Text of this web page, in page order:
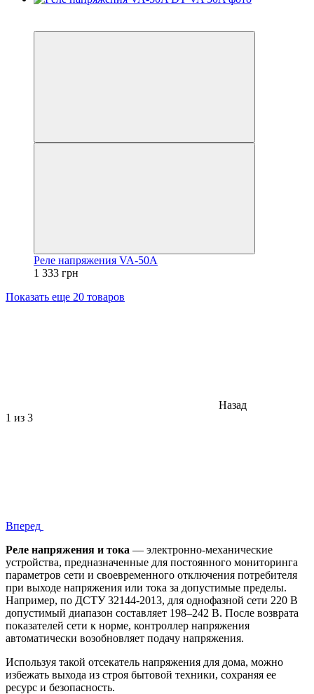
Реле напряжения VA-50A
1 333 грн
Показать еще 20 товаров
Назад
1 из 3
Вперед
Реле напряжения и тока — электронно-механические
устройства, предназначенные для постоянного мониторинга
параметров сети и своевременного отключения потребителя
при выходе напряжения или тока за допустимые пределы.
Например, по ДСТУ 32144-2013, для однофазной сети 220 В
допустимый диапазон составляет 198–242 В. После возврата
показателей сети к норме, контроллер напряжения
автоматически возобновляет подачу напряжения.
Используя такой отсекатель напряжения для дома, можно
избежать выхода из строя бытовой техники, сохраняя ее
ресурс и безопасность.